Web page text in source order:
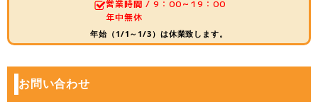
営業時間 / 9：00～19：00
年中無休
年始（1/1～1/3）は休業致します。
お問い合わせ